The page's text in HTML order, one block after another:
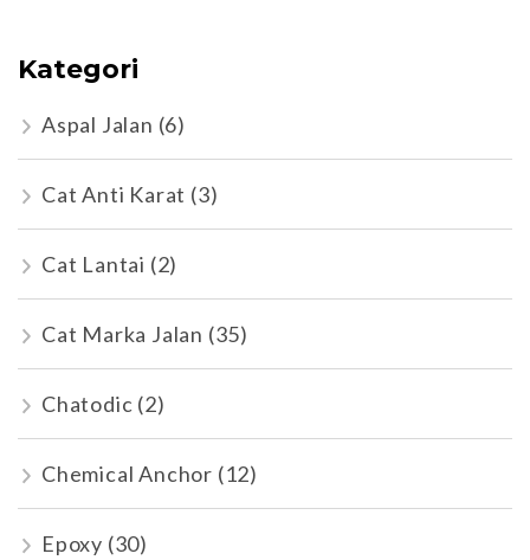
Kategori
Aspal Jalan (6)
Cat Anti Karat (3)
Cat Lantai (2)
Cat Marka Jalan (35)
Chatodic (2)
Chemical Anchor (12)
Epoxy (30)